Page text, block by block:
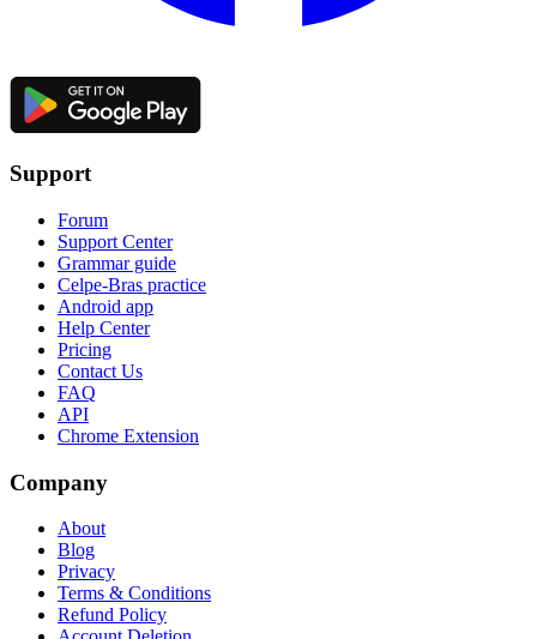
Support
Forum
Support Center
Grammar guide
Celpe-Bras practice
Android app
Help Center
Pricing
Contact Us
FAQ
API
Chrome Extension
Company
About
Blog
Privacy
Terms & Conditions
Refund Policy